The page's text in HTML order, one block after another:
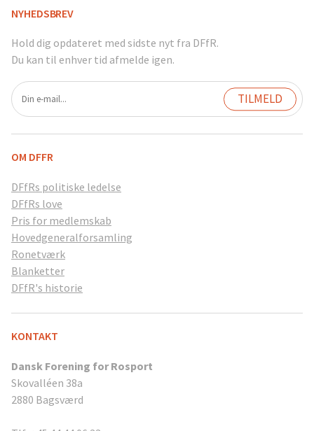
NYHEDSBREV
Hold dig opdateret med sidste nyt fra DFfR.
Du kan til enhver tid afmelde igen.
OM DFFR
DFfRs politiske ledelse
DFfRs love
Pris for medlemskab
Hovedgeneralforsamling
Ronetværk
Blanketter
DFfR's historie
KONTAKT
Dansk Forening for Rosport
Skovalléen 38a
2880 Bagsværd